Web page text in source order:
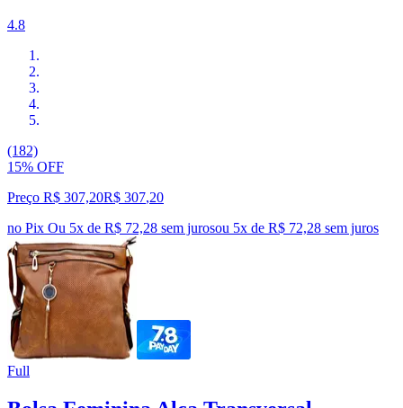
4.8
(182)
15% OFF
Preço R$ 307,20R$ 307,20
no Pix Ou 5x de R$ 72,28 sem jurosou 5x de R$ 72,28 sem juros
Full